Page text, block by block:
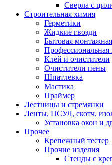
Сверла с
Строительная химия
Герметики
Жидкие гвозди
Бытовая
Клей и очистители
Очистители пены
Шпатлевка
Мастика
Праймер
Лестницы и стремянки
Ленты, ПСУЛ, скотч,
Установка окон и
Прочее
Крепежный тестер
Прочие изделия
Стенды с